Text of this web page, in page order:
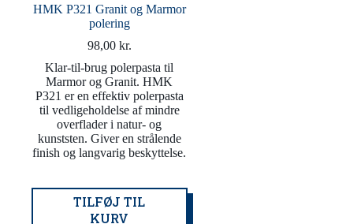
HMK P321 Granit og Marmor
polering
98,00 kr.
Klar-til-brug polerpasta til
Marmor og Granit. HMK
P321 er en effektiv polerpasta
til vedligeholdelse af mindre
overflader i natur- og
kunststen. Giver en strålende
finish og langvarig beskyttelse.
TILFØJ TIL
KURV